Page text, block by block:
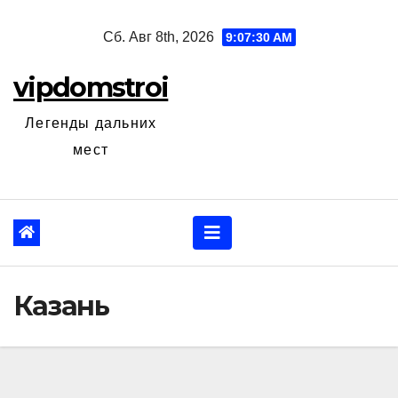
Сб. Авг 8th, 2026 9:07:31 AM
vipdomstroi
Легенды дальних
мест
Казань